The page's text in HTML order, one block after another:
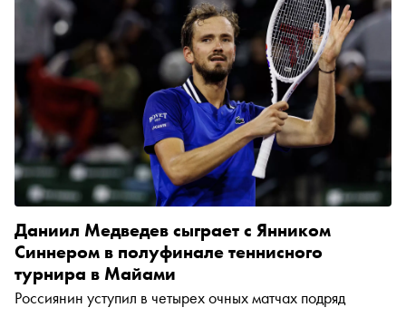
Даниил Медведев сыграет с Янником
Синнером в полуфинале теннисного
турнира в Майами
Россиянин уступил в четырех очных матчах подряд